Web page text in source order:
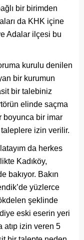
bir birimden
da KHK içine
Adalar ilçesi bu
kurulu denilen
bir kurumun
bir talebiniz
elinde saçma
boyunca bir imar
taleplere izin verilir.
da herkes
Kadıköy,
bakıyor. Bakın
yüzlerce
şeklinde
eski eserin yeri
atıp izin veren 5